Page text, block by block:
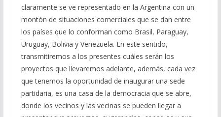
claramente se ve representado en la Argentina con un
montón de situaciones comerciales que se dan entre
los países que lo conforman como Brasil, Paraguay,
Uruguay, Bolivia y Venezuela. En este sentido,
transmitiremos a los presentes cuáles serán los
proyectos que llevaremos adelante, además, cada vez
que tenemos la oportunidad de inaugurar una sede
partidaria, es una casa de la democracia que se abre,
donde los vecinos y las vecinas se pueden llegar a